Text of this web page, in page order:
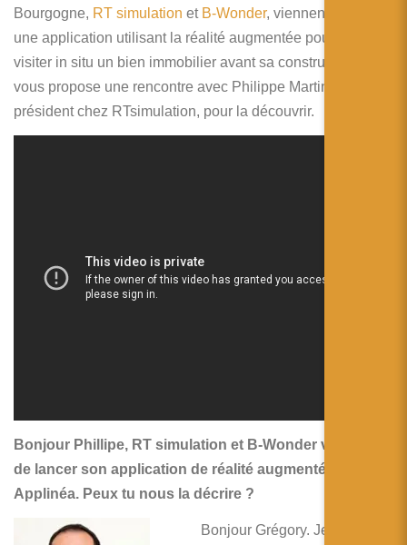
日本語
Español
Bourgogne, RT simulation et B-Wonder, viennent de lancer
une application utilisant la réalité augmentée pour faire
visiter in situ un bien immobilier avant sa construction. Je
vous propose une rencontre avec Philippe Martins,
président chez RTsimulation, pour la découvrir.
Bonjour Phillipe, RT simulation et B-Wonder viennent
de lancer son application de réalité augmentée
Applinéa. Peux tu nous la décrire ?
Bonjour Grégory. Je suis ravi